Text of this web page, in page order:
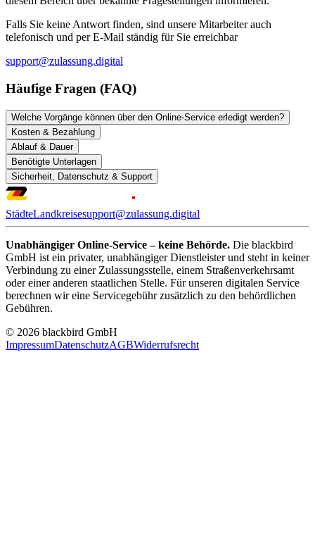
Falls Sie keine Antwort finden, sind unsere Mitarbeiter auch
telefonisch und per E-Mail ständig für Sie erreichbar
support@zulassung.digital
Häufige Fragen (FAQ)
Welche Vorgänge können über den Online-Service erledigt werden?
Kosten & Bezahlung
Ablauf & Dauer
Benötigte Unterlagen
Sicherheit, Datenschutz & Support
StädteLandkreisesupport@zulassung.digital
Unabhängiger Online-Service – keine Behörde. Die blackbird
GmbH ist ein privater, unabhängiger Dienstleister und steht in keiner
Verbindung zu einer Zulassungsstelle, einem Straßenverkehrsamt
oder einer anderen staatlichen Stelle. Für unseren digitalen Service
berechnen wir eine Servicegebühr zusätzlich zu den behördlichen
Gebühren.
© 2026 blackbird GmbH
ImpressumDatenschutzAGBWiderrufsrecht